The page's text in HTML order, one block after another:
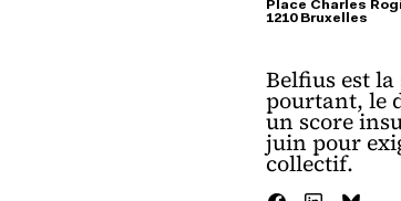
Adresse du lieu
Place Charles
Code postal du lieu
1210 Bruxelles
Belfius est
pourtant, le
un score
juin pour
collectif.